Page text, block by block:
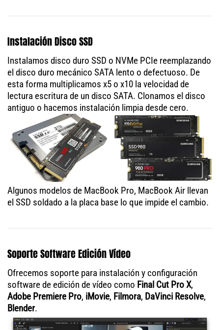
Instalación Disco SSD
Instalamos disco duro SSD o NVMe PCIe reemplazando
el disco duro mecánico SATA lento o defectuoso. De
esta forma multiplicamos x5 o x10 la velocidad de
lectura escritura de un disco SATA. Clonamos el disco
antiguo o hacemos instalación limpia desde cero.
Algunos modelos de MacBook Pro, MacBook Air llevan
el SSD soldado a la placa base lo que impide el cambio.
Soporte Software Edición Vídeo
Ofrecemos soporte para instalación y configuración
software de edición de vídeo como Final Cut Pro X,
Adobe Premiere Pro, iMovie, Filmora, DaVinci Resolve,
Blender.